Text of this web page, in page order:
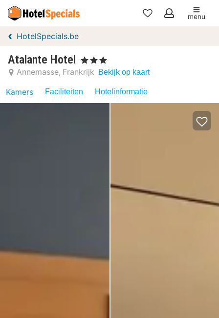
Mijn
menu
HotelSpecials.be
Atalante Hotel , 3 Sterren
Annemasse Frankrijk Bekijk op kaart
Kamers Faciliteiten Hotelinformatie